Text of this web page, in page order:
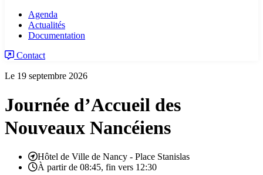
Agenda
Actualités
Documentation
Contact
Le 19 septembre 2026
Journée d’Accueil des
Nouveaux Nancéiens
Hôtel de Ville de Nancy - Place Stanislas
À partir de 08:45, fin vers 12:30